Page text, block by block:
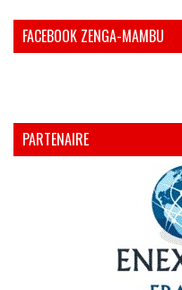
FACEBOOK ZENGA-MAMBU
PARTENAIRE